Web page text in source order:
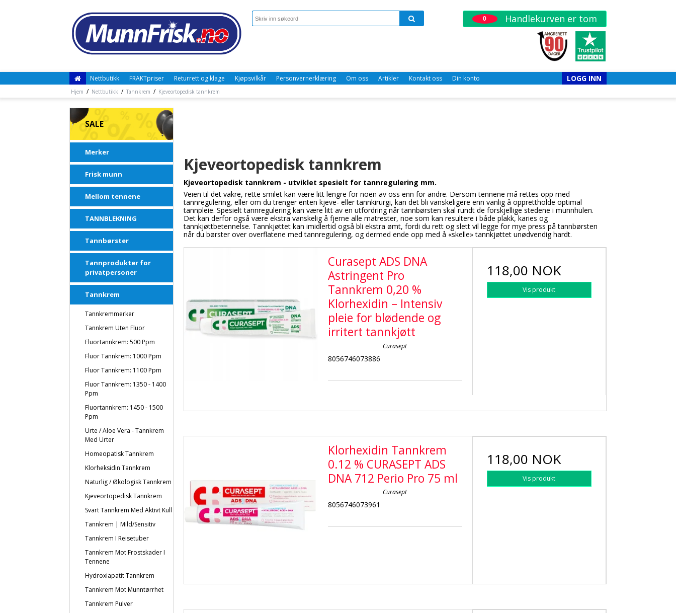
0 Handlekurven er tom
Nettbutikk FRAKTpriser Returrett og klage Kjøpsvilkår Personvernerklæring Om oss Artikler Kontakt oss Din konto LOGG INN
Hjem / Nettbutikk / Tannkrem / Kjeveortopedisk tannkrem
SALE
Merker
Frisk munn
Mellom tennene
TANNBLEKNING
Tannbørster
Tannprodukter for
privatpersoner
Tannkrem
Tannkremmerker
Tannkrem Uten Fluor
Fluortannkrem: 500 Ppm
Fluor Tannkrem: 1000 Ppm
Fluor Tannkrem: 1100 Ppm
Fluor Tannkrem: 1350 - 1400
Ppm
Fluortannkrem: 1450 - 1500
Ppm
Urte / Aloe Vera - Tannkrem
Med Urter
Homeopatisk Tannkrem
Klorheksidin Tannkrem
Naturlig / Økologisk Tannkrem
Kjeveortopedisk Tannkrem
Svart Tannkrem Med Aktivt Kull
Tannkrem | Mild/sensitiv
Tannkrem I Reisetuber
Tannkrem Mot Frostskader I
Tennene
Hydroxiapatit Tannkrem
Tannkrem Mot Munntørrhet
Tannkrem Pulver
Kjeveortopedisk tannkrem
Kjeveortopedisk tannkrem - utviklet spesielt for tannregulering mm.
Veien til det vakre, rette smilet kan være litt lengre for noen av oss enn for andre. Dersom tennene må rettes opp med
tannregulering, eller om du trenger enten kjeve- eller tannkirurgi, kan det bli vanskeligere enn vanlig å opprettholde optimal
tannpleie. Spesielt tannregulering kan være litt av en utfordring når tannbørsten skal rundt de forskjellige stedene i munnhulen.
Det kan derfor også være ekstra vanskelig å fjerne alle matrester, noe som kan resultere i både plakk, karies og
tannkjøttbetennelse. Tannkjøttet kan imidlertid også bli ekstra ømt, fordi du rett og slett vil legge for mye press på tannbørsten
når du børster over overflatene med tannregulering, og dermed ende opp med å «skelle» tannkjøttet unødvendig hardt.
Curasept ADS DNA
Astringent Pro
Tannkrem 0,20 %
Klorhexidin – Intensiv
pleie for blødende og
irritert tannkjøtt
Curasept
8056746073886
118,00 NOK
Vis produkt
Klorhexidin Tannkrem
0.12 % CURASEPT ADS
DNA 712 Perio Pro 75 ml
Curasept
8056746073961
118,00 NOK
Vis produkt